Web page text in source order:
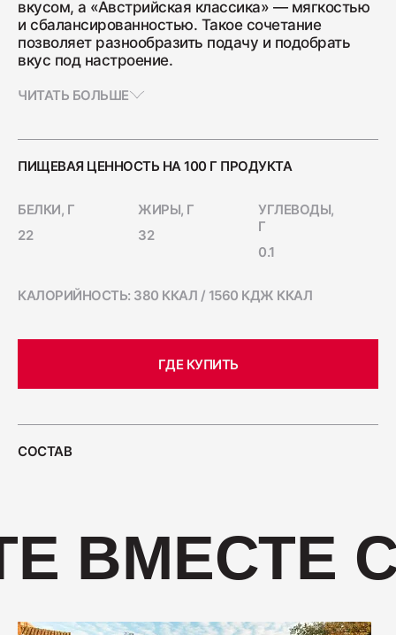
Ветчина "Для тостов"
1700
400
Колбаса сырокопчёная "Зернистая"
Бекон "Дабл Смок"
Ветчина "С окороком"
вкусом, а «Австрийская классика» — мягкостью
и сбалансированностью. Такое сочетание
позволяет разнообразить подачу и подобрать
вкус под настроение.
ЧИТАТЬ БОЛЬШЕ
ПИЩЕВАЯ ЦЕННОСТЬ НА 100 Г ПРОДУКТА
БЕЛКИ, Г
22
ЖИРЫ, Г
32
УГЛЕВОДЫ,
Г
0.1
КАЛОРИЙНОСТЬ: 380 ККАЛ / 1560 КДЖ ККАЛ
ГДЕ КУПИТЬ
СОСТАВ
ВМЕСТЕ